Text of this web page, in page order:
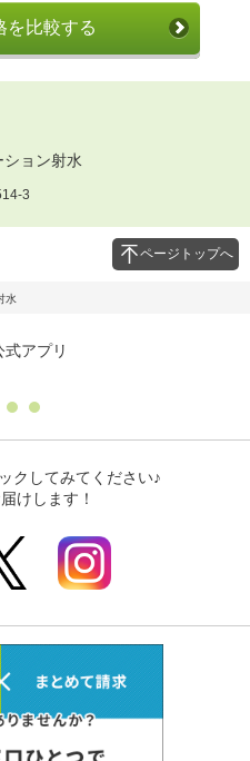
を比較する
ョン射水
3
ページトップへ
水